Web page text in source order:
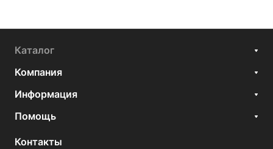
Каталог
Компания
Информация
Помощь
Контакты